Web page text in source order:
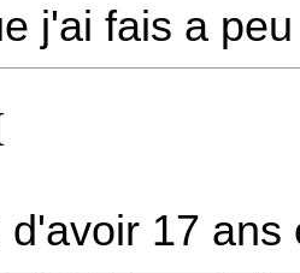
j'ai fais a
d'avoir 17 ans